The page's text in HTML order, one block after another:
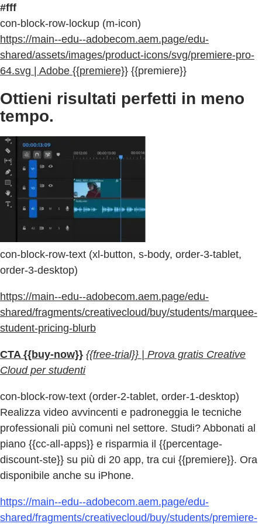
#fff
con-block-row-lockup (m-icon)
https://main--edu--adobecom.aem.page/edu-
shared/assets/images/product-icons/svg/premiere-pro-
64.svg | Adobe {{premiere}} {{premiere}}
Ottieni risultati perfetti in meno
tempo.
con-block-row-text (xl-button, s-body, order-3-tablet,
order-3-desktop)
https://main--edu--adobecom.aem.page/edu-
shared/fragments/creativecloud/buy/students/marquee-
student-pricing-blurb
CTA {{buy-now}} {{free-trial}} | Prova gratis Creative
Cloud per studenti
con-block-row-text (order-2-tablet, order-1-desktop)
Realizza video avvincenti e padroneggia le tecniche
professionali più comuni nel settore. Studi? Abbonati al
piano {{cc-all-apps}} e risparmia il {{percentage-
discount-ste}} su più di 20 app, tra cui {{premiere}}. Ora
disponibile anche su iPhone.
https://main--edu--adobecom.aem.page/edu-
shared/fragments/creativecloud/buy/students/premiere-